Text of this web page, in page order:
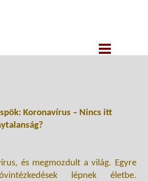
Koronavírus – Nincs itt
és megmozdult a világ. Egyre
lépnek életbe.